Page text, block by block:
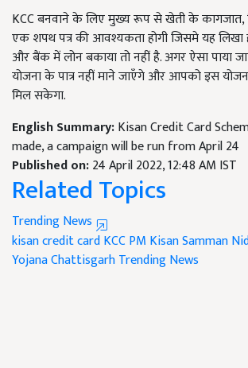
KCC बनवाने के लिए मुख्य रूप से खेती के कागजात,
एक शपथ पत्र की आवश्यकता होगी जिसमे यह
और बैंक में लोन बकाया तो नहीं है. अगर ऐसा पाया
योजना के पात्र नहीं माने जाएँगे और आपको इस
मिल सकेगा.
English Summary:Kisan Credit Card
made, a campaign will be run from April 24
Published on:24 April 2022, 12:48 AM IST
Related Topics
Trending News
kisan credit cardKCC PM Kisan Samman
YojanaChattisgarhTrending News